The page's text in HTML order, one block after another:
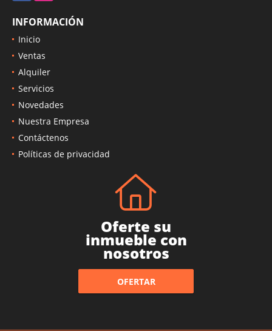
INFORMACIÓN
Inicio
Ventas
Alquiler
Servicios
Novedades
Nuestra Empresa
Contáctenos
Políticas de privacidad
Oferte su
inmueble con
nosotros
OFERTAR